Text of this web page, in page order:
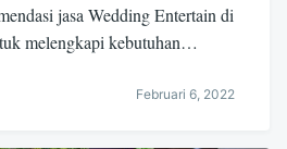
jasa Wedding Entertain di
melengkapi kebutuhan…
Februari 6, 2022